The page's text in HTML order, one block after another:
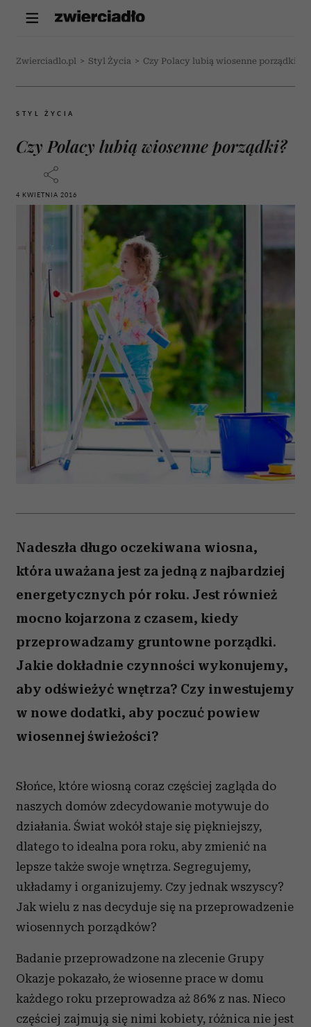
Zwierciadlo.pl > Styl Życia > Czy Polacy lubią wiosenne porządki?
STYL ŻYCIA
Czy Polacy lubią wiosenne porządki?
4 KWIETNIA 2016
Nadeszła długo oczekiwana wiosna,
która uważana jest za jedną z najbardziej
energetycznych pór roku. Jest również
mocno kojarzona z czasem, kiedy
przeprowadzamy gruntowne porządki.
Jakie dokładnie czynności wykonujemy,
aby odświeżyć wnętrza? Czy inwestujemy
w nowe dodatki, aby poczuć powiew
wiosennej świeżości?
Słońce, które wiosną coraz częściej zagląda do
naszych domów zdecydowanie motywuje do
działania. Świat wokół staje się piękniejszy,
dlatego to idealna pora roku, aby zmienić na
lepsze także swoje wnętrza. Segregujemy,
układamy i organizujemy. Czy jednak wszyscy?
Jak wielu z nas decyduje się na przeprowadzenie
wiosennych porządków?
Badanie przeprowadzone na zlecenie Grupy
Okazje pokazało, że wiosenne prace w domu
każdego roku przeprowadza aż 86% z nas. Nieco
częściej zajmują się nimi kobiety, różnica nie jest